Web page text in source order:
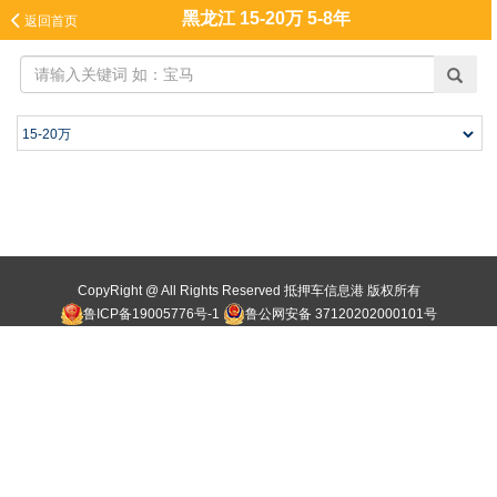
 返回首页 黑龙江 15-20万 5-8年
CopyRight @ All Rights Reserved 抵押车信息港 版权所有
鲁ICP备19005776号-1
鲁公网安备 37120202000101号